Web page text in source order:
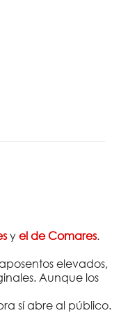
yel de Comares.
elevados,
Aunque los
sí abre al público.